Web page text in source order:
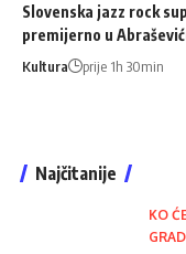
Slovenska jazz rock
premijerno u
Kultura prije 1h 30min
Najčitanije
KO